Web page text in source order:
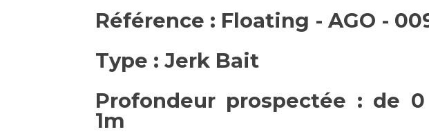
Référence : Floating - AGO -
Type : Jerk Bait
Profondeur prospectée : de
1m